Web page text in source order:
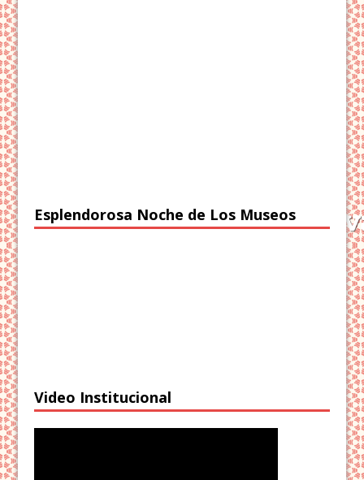
Esplendorosa Noche de Los Museos
Video Institucional